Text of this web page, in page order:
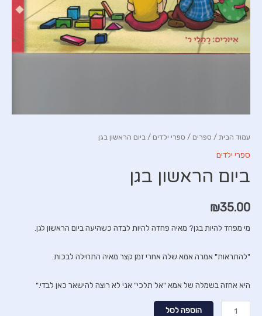
עמוד הבית / ספרים / ספרי ילדים / ביום הראשון בגן
ספרי ילדים
ביום הראשון בגן
₪35.00
מי מפחד להיות בגן? מאיה פחדה להיות לבדה כשהיעה ביום הראשון לגן.
"להתראות" אמרה אמא שלה אחרי זמן קצר מאיה התחילה לבכות.
היא אחזה בשמלה של אמא "אל תלכי" אני לא רוצה להישאר כאן לבדי."
כמות
הוספה לסל